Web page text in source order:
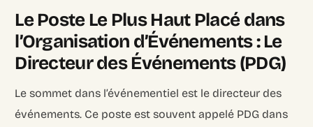
Le Poste Le Plus Haut Placé dans
l’Organisation d’Événements : Le
Directeur des Événements (PDG)
Le sommet dans l’événementiel est le directeur des
événements. Ce poste est souvent appelé PDG dans